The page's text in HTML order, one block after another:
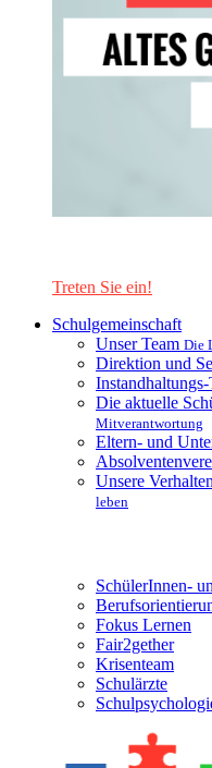
Treten Sie ein!
Schulgemeinschaft
Unser Team Die
Direktion und
Instandhaltungs-
Die aktuelle
Mitverantwortung
Eltern- und
Unsere
leben
SchülerInnen-
Fokus Lernen
Fair2gether
Krisenteam
Schulärzte